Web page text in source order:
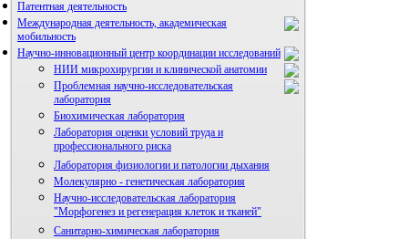
Патентная деятельность
Международная деятельность, академическая
мобильность
Научно-инновационный центр координации исследований
НИИ микрохирургии и клинической анатомии
Проблемная научно-исследовательская
лаборатория
Биохимическая лаборатория
Лаборатория оценки условий труда и
профессионального риска
Лаборатория физиологии и патологии дыхания
Молекулярно - генетическая лаборатория
Научно-исследовательская лаборатория
"Морфогенез и регенерация клеток и тканей"
Санитарно-химическая лаборатория